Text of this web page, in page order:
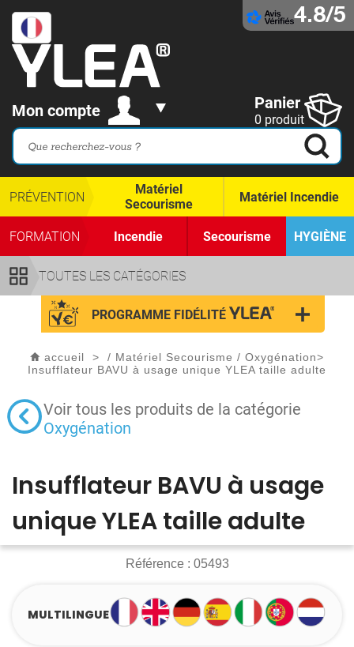
4.8/5
Mon compte Panier
0 produit
TOUTES LES CATÉGORIES
PRÉVENTION
Matériel
Secourisme
Matériel Incendie
FORMATION Incendie Secourisme HYGIÈNE
PROGRAMME FIDÉLITÉ
accueil > / Matériel Secourisme / Oxygénation>
Insufflateur BAVU à usage unique YLEA taille adulte
Voir tous les produits de la catégorie
Oxygénation
Insufflateur BAVU à usage
unique YLEA taille adulte
Référence : 05493
MULTILINGUE